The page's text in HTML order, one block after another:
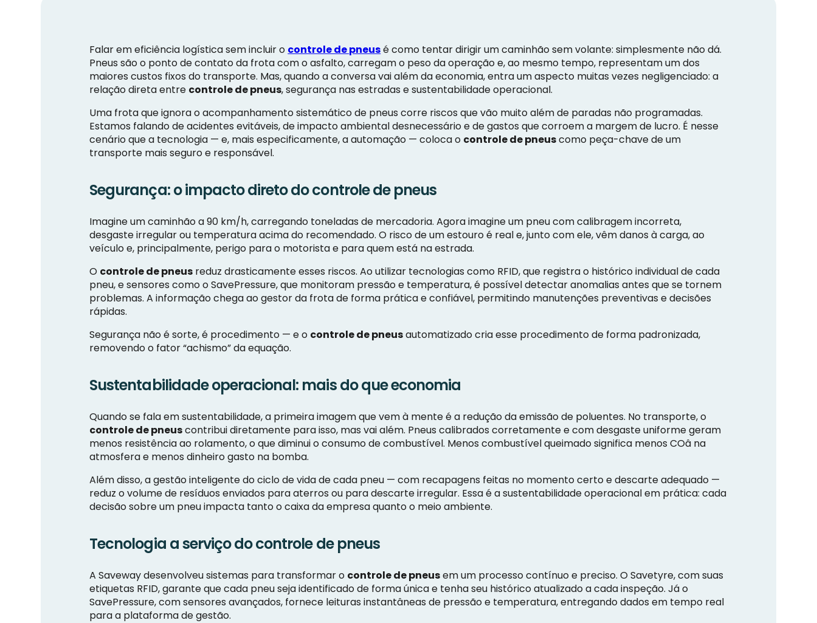
Falar em eficiência logística sem incluir o controle de pneusé como tentar dirigir um caminhão sem volante: simplesmente não dá.
Pneus são o ponto de contato da frota com o asfalto, carregam o peso da operação e, ao mesmo tempo, representam um dos
maiores custos fixos do transporte. Mas, quando a conversa vai além da economia, entra um aspecto muitas vezes negligenciado: a
relação direta entre controle de pneus, segurança nas estradas e sustentabilidade operacional.
Uma frota que ignora o acompanhamento sistemático de pneus corre riscos que vão muito além de paradas não programadas.
Estamos falando de acidentes evitáveis, de impacto ambiental desnecessário e de gastos que corroem a margem de lucro. É nesse
cenário que a tecnologia — e, mais especificamente, a automação — coloca o controle de pneuscomo peça-chave de um
transporte mais seguro e responsável.
Segurança: o impacto direto do controle de pneus
Imagine um caminhão a 90 km/h, carregando toneladas de mercadoria. Agora imagine um pneu com calibragem incorreta,
desgaste irregular ou temperatura acima do recomendado. O risco de um estouro é real e, junto com ele, vêm danos à carga, ao
veículo e, principalmente, perigo para o motorista e para quem está na estrada.
O controle de pneus reduz drasticamente esses riscos. Ao utilizar tecnologias como RFID, que registra o histórico individual de cada
pneu, e sensores como o SavePressure, que monitoram pressão e temperatura, é possível detectar anomalias antes que se tornem
problemas. A informação chega ao gestor da frota de forma prática e confiável, permitindo manutenções preventivas e decisões
rápidas.
Segurança não é sorte, é procedimento — e o controle de pneusautomatizado cria esse procedimento de forma padronizada,
removendo o fator “achismo” da equação.
Sustentabilidade operacional: mais do que economia
Quando se fala em sustentabilidade, a primeira imagem que vem à mente é a redução da emissão de poluentes. No transporte, o
controle de pneuscontribui diretamente para isso, mas vai além. Pneus calibrados corretamente e com desgaste uniforme geram
menos resistência ao rolamento, o que diminui o consumo de combustível. Menos combustível queimado significa menos COâ na
atmosfera e menos dinheiro gasto na bomba.
Além disso, a gestão inteligente do ciclo de vida de cada pneu — com recapagens feitas no momento certo e descarte adequado —
reduz o volume de resíduos enviados para aterros ou para descarte irregular. Essa é a sustentabilidade operacional em prática: cada
decisão sobre um pneu impacta tanto o caixa da empresa quanto o meio ambiente.
Tecnologia a serviço do controle de pneus
A Saveway desenvolveu sistemas para transformar o controle de pneusem um processo contínuo e preciso. O Savetyre, com suas
etiquetas RFID, garante que cada pneu seja identificado de forma única e tenha seu histórico atualizado a cada inspeção. Já o
SavePressure, com sensores avançados, fornece leituras instantâneas de pressão e temperatura, entregando dados em tempo real
para a plataforma de gestão.